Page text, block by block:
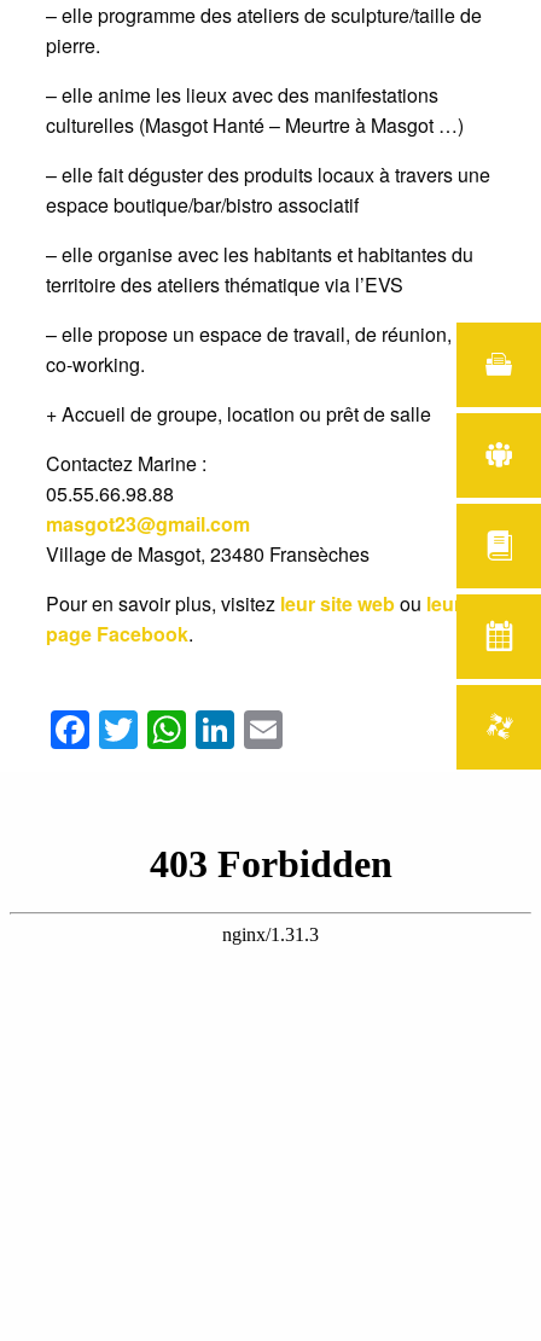
– elle programme des ateliers de sculpture/taille de
pierre.
– elle anime les lieux avec des manifestations
culturelles (Masgot Hanté – Meurtre à Masgot …)
– elle fait déguster des produits locaux à travers une
espace boutique/bar/bistro associatif
– elle organise avec les habitants et habitantes du
territoire des ateliers thématique via l’EVS
– elle propose un espace de travail, de réunion, de
co-working.
+ Accueil de groupe, location ou prêt de salle
Contactez Marine :
05.55.66.98.88
masgot23@gmail.com
Village de Masgot, 23480 Fransèches
Pour en savoir plus, visitez leur site webou leur
page Facebook.
Facebook
Twitter
WhatsApp
LinkedIn